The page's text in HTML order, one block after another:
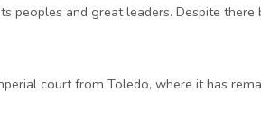
peoples and great leaders. Despite
court from Toledo, where it has